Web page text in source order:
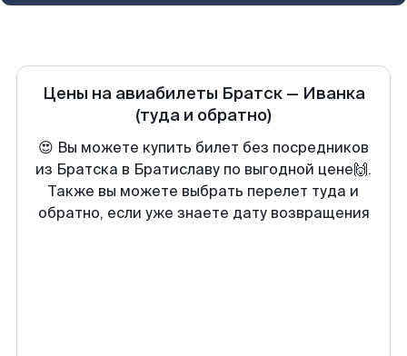
Цены на авиабилеты Братск— Иванка
(туда и обратно)
😍 Вы можете купить билет без посредников
из Братска в Братиславу по выгодной цене🙌.
Также вы можете выбрать перелет туда и
обратно, если уже знаете дату возвращения